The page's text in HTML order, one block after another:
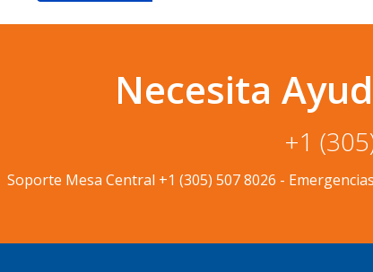
Necesita
+1
Soporte Mesa Central +1 (305) 507 8026 -